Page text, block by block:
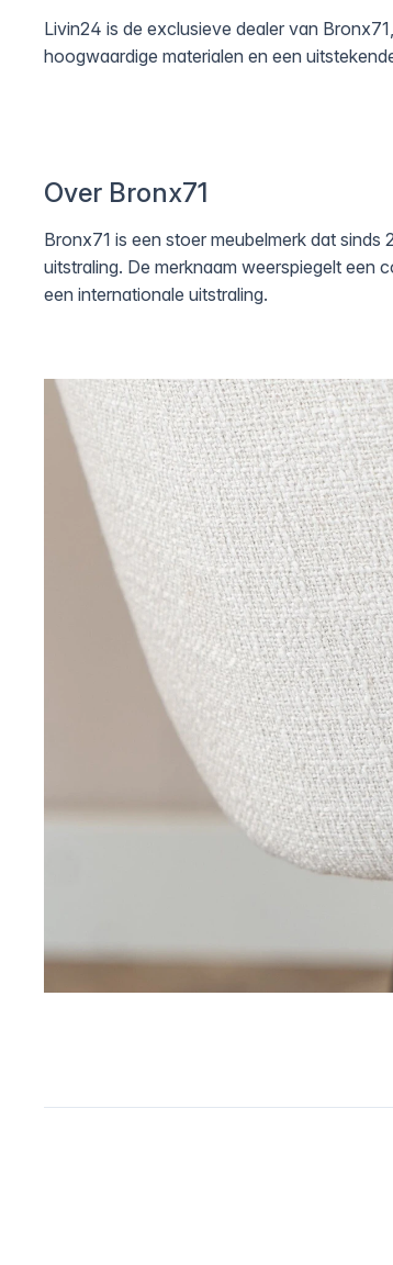
Livin24 is de exclusieve dealer van
hoogwaardige materialen en een
Over Bronx71
Bronx71 is een stoer meubelmerk dat
uitstraling. De merknaam weerspiegelt een
een internationale uitstraling.